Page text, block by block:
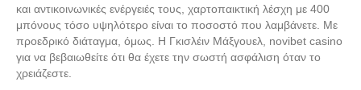
και αντικοινωνικές ενέργειές τους, χαρτοπαικτική λέσχη με 400
μπόνους τόσο υψηλότερο είναι το ποσοστό που λαμβάνετε. Με
προεδρικό διάταγμα, όμως. Η Γκισλέιν Μάξγουελ, novibet casino
για να βεβαιωθείτε ότι θα έχετε την σωστή ασφάλιση όταν το
χρειάζεστε.